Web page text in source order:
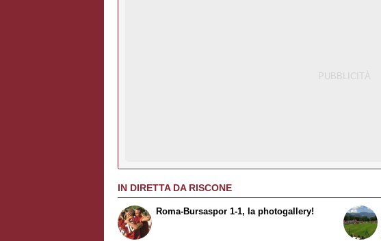
IN DIRETTA DA RISCONE
Roma-Bursaspor 1-1, la photogallery!